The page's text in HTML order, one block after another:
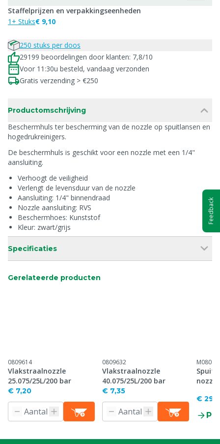
Staffelprijzen en verpakkingseenheden
1+ Stuks€ 9,10
250 stuks per doos
29199 beoordelingen door klanten: 7,8/10
Voor 11:30u besteld, vandaag verzonden
Gratis verzending > €250
Productomschrijving
Beschermhuls ter bescherming van de nozzle op spuitlansen en
hogedrukreinigers.
De beschermhuls is geschikt voor een nozzle met een 1/4"
aansluiting.
Verhoogt de veiligheid
Verlengt de levensduur van de nozzle
Aansluiting: 1/4" binnendraad
Nozzle aansluiting: RVS
Beschermhoes: Kunststof
Kleur: zwart/grijs
Specificaties
Gerelateerde producten
0809614
Vlakstraalnozzle
25.075/25L/200 bar
€ 7,20
0809632
Vlakstraalnozzle
40.075/25L/200 bar
€ 7,35
€
Feedback